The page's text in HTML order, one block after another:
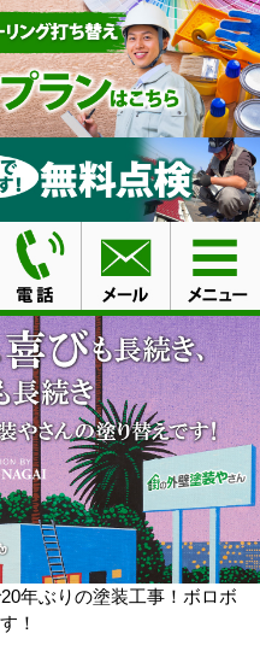
年ぶりの塗装工事！ボロボ
！